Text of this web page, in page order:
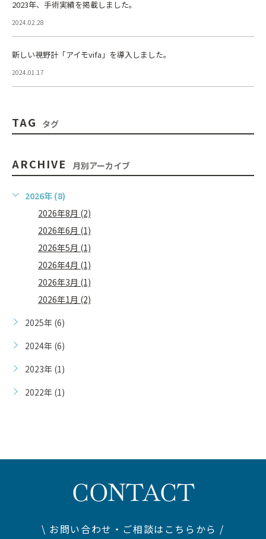
2023年、手術実績を掲載しました。
2024.02.28
新しい視野計「アイモvifa」を導入しました。
2024.01.17
TAG タグ
ARCHIVE 月別アーカイブ
2026年 (8)
2026年8月 (2)
2026年6月 (1)
2026年5月 (1)
2026年4月 (1)
2026年3月 (1)
2026年1月 (2)
2025年 (6)
2024年 (6)
2023年 (1)
2022年 (1)
CONTACT
\ お問い合わせ・ご相談はこちらから /